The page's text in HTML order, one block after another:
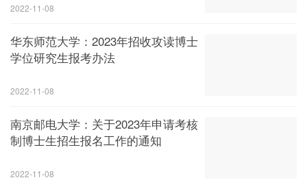
2022-11-08
华东师范大学：2023年招收攻读博士
学位研究生报考办法
2022-11-08
南京邮电大学：关于2023年申请考核
制博士生招生报名工作的通知
2022-11-08